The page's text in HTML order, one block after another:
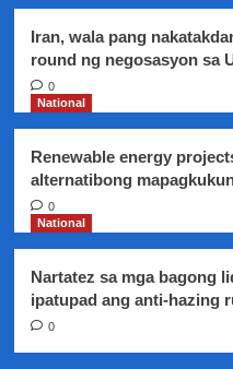
Iran, wala pang
round ng negosasyon sa
0
National
Renewable energy
alternatibong
0
National
Nartatez sa mga bagong
ipatupad ang anti-hazing
0